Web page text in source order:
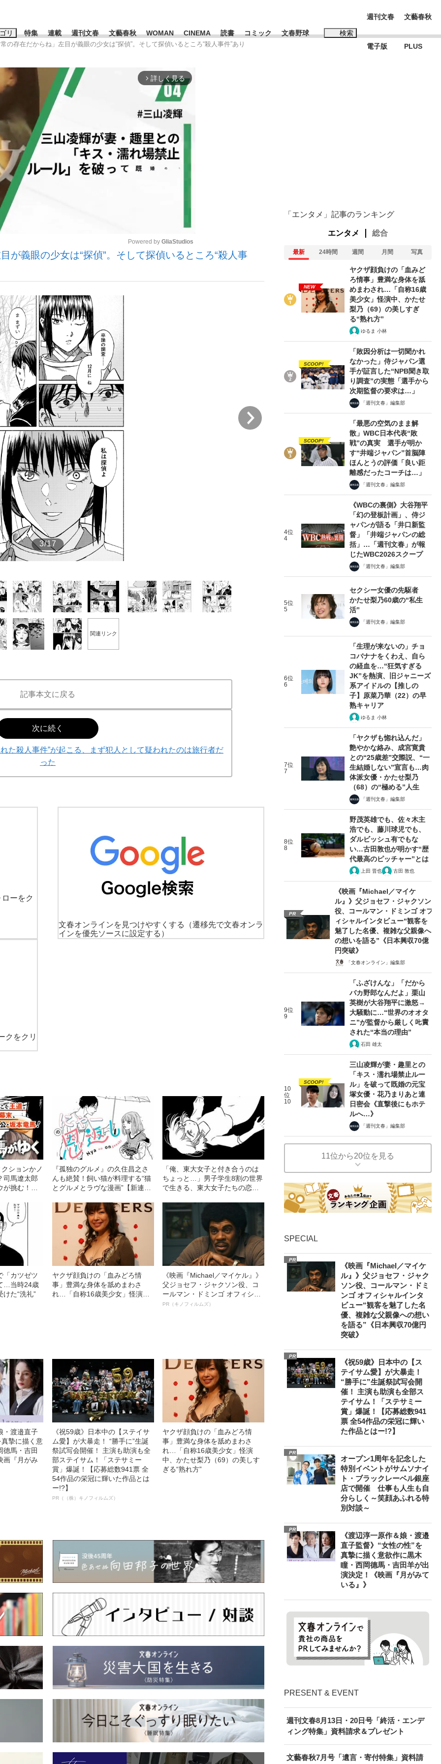
リ
明かした日本代表監督に...
選手が証言した“NPB聞... 「クマが悪者扱いされているのが悲しい」『北の国から』倉本聰氏（91...
カー日本代表・森保一監督...
もっと見る
特集
観る将棋、読む将棋
いまさら聞けない資産運用のすべて
もっと見る
連載 週刊文春 文藝春秋 WOMAN CINEMA 読書 コミック 文春野球 検索
ワードタグ一覧
凌輝 #高市早苗 #森岡毅 #城彰二
亀和田武
週刊文春
電子版
文藝春秋
PLUS
の存在だからね」左目が義眼の少女は“探偵”。そして探偵いるところ“殺人事件”あり
arrow_forward_ios 詳しく見る
Powered by GliaStudios
が義眼の少女は“探偵”。そして探偵いるところ“殺人事
3/17
4/17
関連リンク
記事本文に戻る
次に続く
た殺人事件”が起こる、まず犯人として疑われたのは旅行者だ
った
ーをク
文春オンラインを見つけやすくする
（遷移先で文春オンラ
インを優先ソースに設定する）
クをクリ
ションかノ
司馬遼太郎
挑む！
『孤独のグルメ』の久住昌之さ
んも絶賛！飼い猫が料理する“猫
とグルメとラヴな漫画”【新連
「俺、東大女子と付き合うのは
ちょっと…」男子学生8割の世界
で生きる、東大女子たちの恋愛
「カツゼツ
…当時24歳
た“洗礼”
ヤクザ顔負けの「血みどろ情
事」豊満な身体を舐めまわさ
れ…「自称16歳美少女」怪演
《映画『Michael／マイケル』》
父ジョセフ・ジャクソン役、コ
ールマン・ドミンゴ オフィシャ
ルインタビュー“観客を魅了した
PR（キノフィルムズ）
・渡邉直子
真摯に描く意
德馬・吉田
画『月がみ
《祝59歳》日本中の【ステイサ
ム愛】が大暴走！ “勝手に”生誕
祭試写会開催！ 主演も助演も全
部ステイサム！「ステサミー
賞」爆誕！【応募総数941票 全
54作品の栄冠に輝いた作品とは
ー!?】
PR（（株）キノフィルムズ）
ヤクザ顔負けの「血みどろ情
事」豊満な身体を舐めまわさ
れ…「自称16歳美少女」怪演
中、かたせ梨乃（69）の美しす
ぎる“熟れ方”
「エンタメ」記事のランキング
エンタメ 総合
最新 24時間 週間 月間 写真
NEW
ヤクザ顔負けの「血みど
ろ情事」豊満な身体を舐
めまわされ…「自称16歳
美少女」怪演中、かたせ
梨乃（69）の美しすぎ
る“熟れ方”
ゆるま 小林
SCOOP!
「敗因分析は一切聞かれ
なかった」侍ジャパン選
手が証言した“NPB聞き取
り調査”の実態「選手から
次期監督の要求は…」
「週刊文春」編集部
SCOOP!
「最悪の空気のまま解
散」WBC日本代表“敗
戦”の真実 選手が明か
す“井端ジャパン”首脳陣
ほんとうの評価「良い距
離感だったコーチは…」
「週刊文春」編集部
4位
4
《WBCの裏側》大谷翔平
「幻の登板計画」、侍ジ
ャパンが語る「井口新監
督」「井端ジャパンの総
括」…「週刊文春」が報
じたWBC2026スクープ
「週刊文春」編集部
5位
5
セクシー女優の先駆者
かたせ梨乃60歳の“私生
活”
「週刊文春」編集部
6位
6
「生理が来ないの」チョ
コバナナをくわえ、自ら
の経血を…“狂気すぎる
JK”を熱演、旧ジャニーズ
系アイドルの【推しの
子】原菜乃華（22）の早
熟キャリア
ゆるま 小林
7位
7
「ヤクザも惚れ込んだ」
艶やかな絡み、成宮寛貴
との“25歳差”交際説、“一
生結婚しない”宣言も…肉
体派女優・かたせ梨乃
（68）の“極める”人生
「週刊文春」編集部
8位
8
野茂英雄でも、佐々木主
浩でも、藤川球児でも、
ダルビッシュ有でもな
い…古田敦也が明かす“歴
代最高のピッチャー”とは
上田 晋也 古田 敦也
PR
《映画『Michael／マイケ
ル』》父ジョセフ・ジャクソン
役、コールマン・ドミンゴ オフ
ィシャルインタビュー“観客を
魅了した名優、複雑な父親像へ
の想いを語る”《日本興収70億
円突破》
「文春オンライン」編集部
9位
9
「ふざけんな」「だから
バカ野郎なんだよ」栗山
英樹が大谷翔平に激怒→
大騒動に…“世界のオオタ
ニ”が監督から厳しく𠮟責
された“本当の理由”
石田 雄太
10
位
10
SCOOP!
三山凌輝が妻・趣里との
「キス・濡れ場禁止ルー
ル」を破って既婚の元宝
塚女優・花乃まりあと連
日密会《直撃後にもホテ
ルへ…》
「週刊文春」編集部
11位から20位を見る
SPECIAL
PR
《映画『Michael／マイケ
ル』》父ジョセフ・ジャク
ソン役、コールマン・ドミ
ンゴ オフィシャルインタ
ビュー“観客を魅了した名
優、複雑な父親像への想い
を語る”《日本興収70億円
突破》
PR
《祝59歳》日本中の【ス
テイサム愛】が大暴走！
“勝手に”生誕祭試写会開
催！ 主演も助演も全部ス
テイサム！「ステサミー
賞」爆誕！【応募総数941
票 全54作品の栄冠に輝い
た作品とはー!?】
PR
オープン1周年を記念した
特別イベントがサムソナイ
ト・ブラックレーベル銀座
店で開催 仕事も人生も自
分らしく～笑顔あふれる特
別対談～
PR
《渡辺淳一原作＆娘・渡邉
直子監督》“女性の性”を
真摯に描く意欲作に黒木
瞳・西岡德馬・吉田羊が出
演決定！《映画『月がみて
いる』》
PRESENT & EVENT
週刊文春8月13日・20日号「終活・エンデ
ィング特集」資料請求＆プレゼント
文藝春秋7月号「遺言・寄付特集」資料請